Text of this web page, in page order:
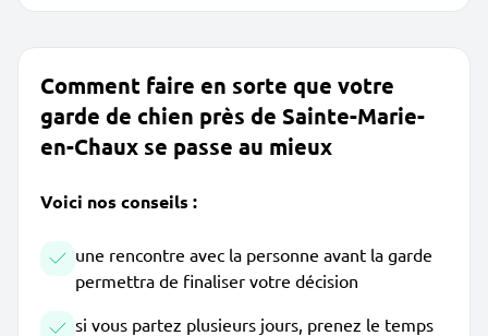
Comment faire en sorte que votre
garde de chien près de Sainte-Marie-
en-Chaux se passe au mieux
Voici nos conseils :
une rencontre avec la personne avant la garde
permettra de finaliser votre décision
si vous partez plusieurs jours, prenez le temps